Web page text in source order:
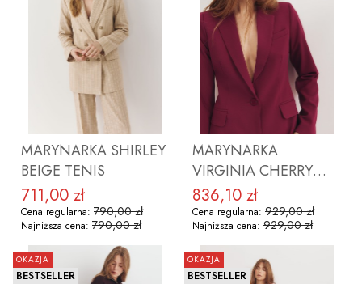
ZOBACZ PRODUKT ZOBACZ PRODUKT
MARYNARKA SHIRLEY
BEIGE TENIS
Cena promocyjna
711,00 zł
Cena regularna: 790,00 zł
Najniższa cena: 790,00 zł
MARYNARKA
VIRGINIA CHERRY
LADY Z WEŁNĄ
Cena promocyjna
836,10 zł
Cena regularna: 929,00 zł
Najniższa cena: 929,00 zł
OKAZJA
BESTSELLER
OKAZJA
BESTSELLER